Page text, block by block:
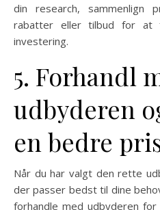
din research, sammenlign
rabatter eller tilbud for at
investering.
5. Forhandl
udbyderen
en bedre
Når du har valgt den rette
der passer bedst til dine
forhandle med udbyderen